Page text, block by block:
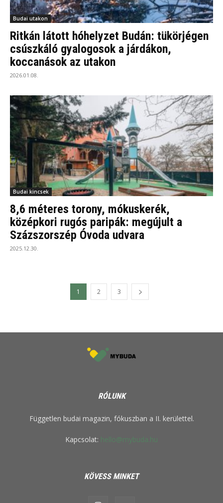
Budai utakon
Ritkán látott hóhelyzet Budán: tükörjégen
csúszkáló gyalogosok a járdákon,
koccanások az utakon
2026.01.08.
Budai kincsek
8,6 méteres torony, mókuskerék,
középkori rugós paripák: megújult a
Százszorszép Óvoda udvara
2025.12.30.
1 2 3
RÓLUNK
Független budai magazin, fókuszban a II. kerülettel.
Kapcsolat: hello@mybuda.hu
KÖVESS MINKET